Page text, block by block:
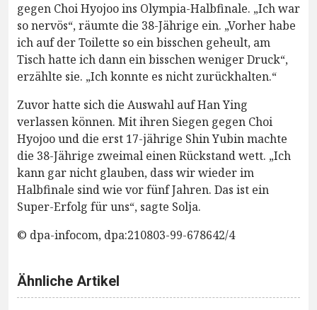
gegen Choi Hyojoo ins Olympia-Halbfinale. „Ich war
so nervös“, räumte die 38-Jährige ein. „Vorher habe
ich auf der Toilette so ein bisschen geheult, am
Tisch hatte ich dann ein bisschen weniger Druck“,
erzählte sie. „Ich konnte es nicht zurückhalten.“
Zuvor hatte sich die Auswahl auf Han Ying
verlassen können. Mit ihren Siegen gegen Choi
Hyojoo und die erst 17-jährige Shin Yubin machte
die 38-Jährige zweimal einen Rückstand wett. „Ich
kann gar nicht glauben, dass wir wieder im
Halbfinale sind wie vor fünf Jahren. Das ist ein
Super-Erfolg für uns“, sagte Solja.
© dpa-infocom, dpa:210803-99-678642/4
Ähnliche Artikel